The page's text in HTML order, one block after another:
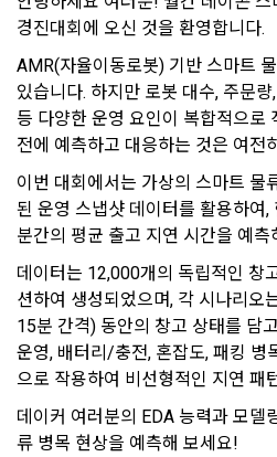
메일 인증
[데이콘] 회원가
또는 "회사"가 운영하는 아래 웹사
가. ***.dacon.io
2. "서비스"라 함은 “대회”, “교육”, “
제공하는 모든 서비스를 말한다. 그
트를 통해 개인이 등록한 자료를
분류, 가공, 집계하여 정보를 제공하
3. "개인회원"이라 함은 서비스를
의하고 "회사"와 이용 계약을 체결
4. “인재회원”이라 함은 “데이콘 인
용 의뢰 “기업회원”에게 개인정보,
는 것에 동의한 “개인회원”을 말한다.
5. “기업회원”이라 함은 “회사”에
용 의뢰 서비스 등을 이용하기 위해
인 또는 법인을 말한다.
6. “해커톤”이라 함은 “회사”가 “사
회원”이 AI 코드를 제출하고, “회사”
살이’와 관련한 정보를 투명하게 제
정보주체로서 이용자는 자신의 개
지고 있으며, 이를 어떤 방법과 절차
드립니다. 또한, 법정대리인(부모
인정보 보호를 위해 어떤 권리를 행
합니다.
개인정보 침해사고가 발생하는 경
이미 발생한 피해를 복구하기 위
움을 받을 수 있는지 알려 드립니다.
그 무엇보다도, 개인정보와 관련
리 및 의무 관계를 규정하여 이용자
보장하는 수단이 됩니다.
안내 서비스가 제한됩니다.
2. 미동의 시 불이익 사항
개인정보보호법 제22조 제5항에
는 동의 거부 하시더라도 서비스 이
단, 할인, 이벤트 및 이용자 맞춤형
안내 서비스가 제한됩니다.
3. 서비스 정보 수신 동의 철회
DACON에서 제공하는 마케팅 정보
정관리 페이지의 하단 마케팅(대회
의(선택)’에서 철회를 요청할 수 있습
또한 향후 마케팅 활용에 새롭게 동
계정관리 페이지의 하단 마케팅(대
동의(선택)’에서 동의하실 수 있습니
경진대회에 오신 것을 환영합니다.
AMR(자율이동로봇) 기반 스마트
있습니다. 하지만 로봇 대수, 주문
등 다양한 운영 요인이 복합적으로
전에 예측하고 대응하는 것은 여전
이번 대회에서는 가상의 스마트 물
된 운영 스냅샷 데이터를 활용하여
분간의 평균 출고 지연 시간을 예
데이터는 12,000개의 독립적인 창
션하여 생성되었으며, 각 시나리오
15분 간격) 동안의 창고 상태를 담
운영, 배터리/충전, 혼잡도, 패킹 병
으로 작용하여 비선형적인 지연 패
데이커 여러분의 EDA 능력과 모델
류 병목 현상을 예측해 보세요!